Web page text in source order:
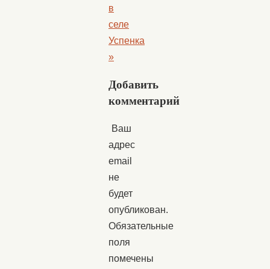
в
селе
Успенка
»
Добавить
комментарий
Ваш
адрес
email
не
будет
опубликован.
Обязательные
поля
помечены